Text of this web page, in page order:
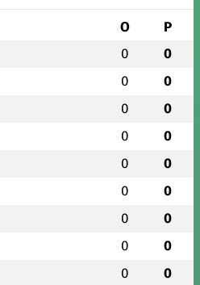
O P
0 0
0 0
0 0
0 0
0 0
0 0
0 0
0 0
0 0